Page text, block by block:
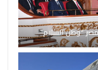
“وطن السلام”